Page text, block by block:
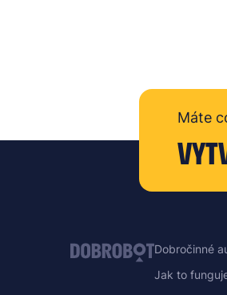
Máte
Dobročinné
Jak to